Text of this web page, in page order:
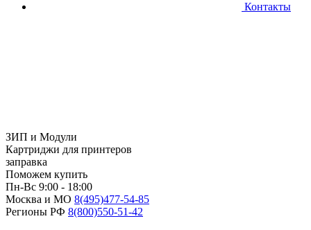
Контакты
ЗИП и Модули
Картриджи для принтеров
заправка
Поможем купить
Пн-Вс 9:00 - 18:00
Москва и МО 8(495)477-54-85
Регионы РФ 8(800)550-51-42